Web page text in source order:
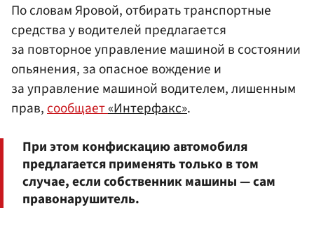
По словам Яровой, отбирать транспортные
средства у водителей предлагается
за повторное управление машиной в состоянии
опьянения, за опасное вождение и
за управление машиной водителем, лишенным
прав,сообщает«Интерфакс».
При этом конфискацию автомобиля
предлагается применять только в том
случае, если собственник машины — сам
правонарушитель.